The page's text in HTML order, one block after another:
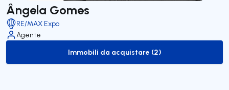
Ângela Gomes
RE/MAX Expo
Agente
to-buy-listing
Immobili da acquistare (2)